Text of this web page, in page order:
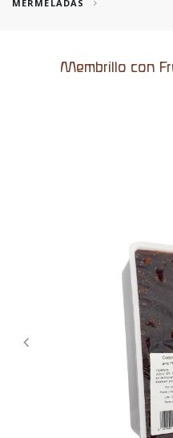
MERMELADAS
Membrillo con